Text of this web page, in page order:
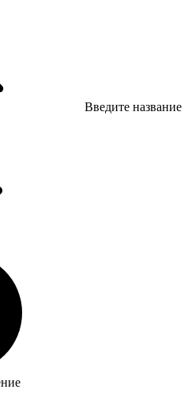
Введите название